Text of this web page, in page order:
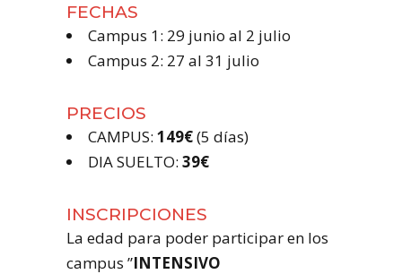
FECHAS
Campus 1: 29 junio al 2 julio
Campus 2: 27 al 31 julio
PRECIOS
CAMPUS: 149€(5 días)
DIA SUELTO: 39€
INSCRIPCIONES
La edad para poder participar en los
campus ”INTENSIVO